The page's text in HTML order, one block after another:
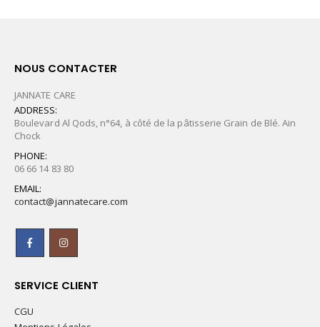
NOUS CONTACTER
JANNATE CARE
ADDRESS:
Boulevard Al Qods, n°64, à côté de la pâtisserie Grain de Blé. Ain
Chock
PHONE:
06 66 14 83 80
EMAIL:
contact@jannatecare.com
SERVICE CLIENT
CGU